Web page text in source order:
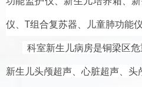
仪、 T组合复苏器、儿童肺功能仪
科室新生儿病房是铜梁区
新生儿头颅超声、心脏超声、头